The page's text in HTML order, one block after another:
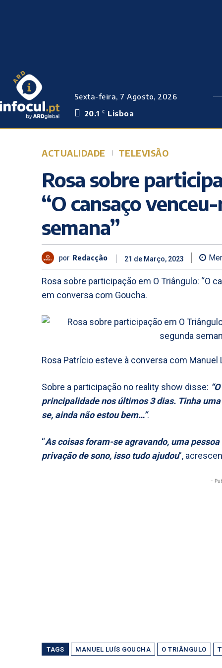
Sexta-feira, 7 Agosto, 2026
20.1 C Lisboa
ACTUALIDADE TELEVISÃO
Rosa sobre
“O cansaço
semana”
por Redacção 21 de Março, 2023
Rosa sobre participação em O Triângulo: “O
em conversa com Goucha.
Rosa Patrício esteve à conversa com Manuel
Sobre a participação no reality show disse:
principalidade nos últimos 3 dias. Tinha
se, ainda não estou bem…”.
“As coisas foram-se agravando, uma
privação de sono, isso tudo ajudou”,
-
TAGS MANUEL LUÍS GOUCHA O TRIÂNGULO